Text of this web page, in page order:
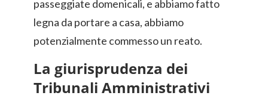
passeggiate domenicali, e abbiamo fatto
legna da portare a casa, abbiamo
potenzialmente commesso un reato.
La giurisprudenza dei
Tribunali Amministrativi